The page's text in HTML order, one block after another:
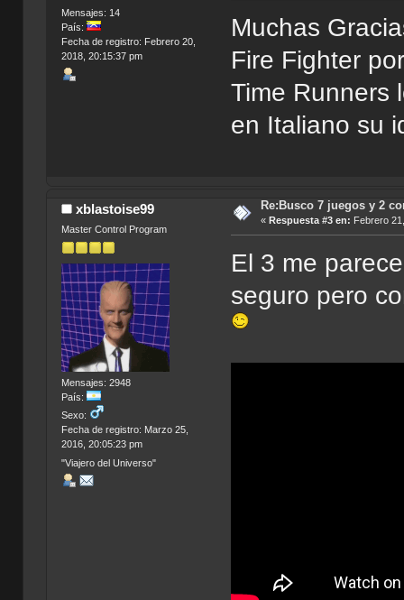
Mensajes: 14
País:
Fecha de registro: Febrero 20,
2018, 20:15:37 pm
Muchas
Fire Fighter
Time Runners
en Italiano su
xblastoise99
Master Control Program
Mensajes: 2948
País:
Sexo:
Fecha de registro: Marzo 25,
2016, 20:05:23 pm
"Viajero del Universo"
Re:Busco 7 juegos y 2
« Respuesta #3 en: Febrero
El 3 me
seguro pero